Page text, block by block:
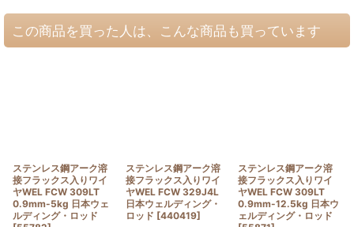
この商品を買った人は、こんな商品も買っています
ステンレス鋼アーク溶
接フラックス入りワイ
ヤWEL FCW 309LT
0.9mm-5kg 日本ウェ
ルディング・ロッド
ステンレス鋼アーク溶
接フラックス入りワイ
ヤWEL FCW 329J4L
日本ウェルディング・
ロッド [440419]
ステンレス鋼アーク溶
接フラックス入りワイ
ヤWEL FCW 309LT
0.9mm-12.5kg 日本ウ
ェルディング・ロッド